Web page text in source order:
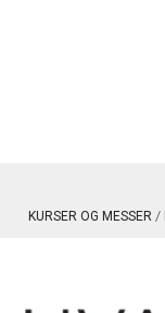
KURSER OG MESSER